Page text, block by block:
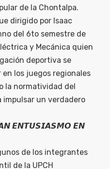
de la Chontalpa.
dirigido por Isaac
del 6to semestre de
y Mecánica quien
deportiva se
los juegos regionales
la normatividad del
impulsar un verdadero
𝙀𝙉𝙏𝙐𝙎𝙄𝘼𝙎𝙈𝙊 𝙀𝙉
de los integrantes
de la UPCH